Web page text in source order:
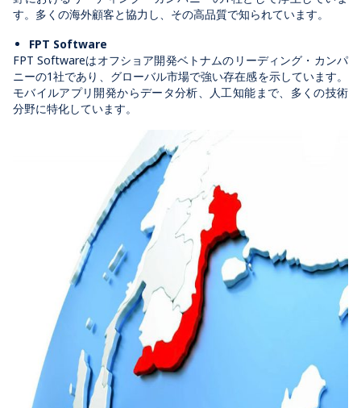
す。多くの海外顧客と協力し、その高品質で知られています。
FPT Software
FPT Softwareはオフショア開発ベトナムのリーディング・カンパ
ニーの1社であり、グローバル市場で強い存在感を示しています。
モバイルアプリ開発からデータ分析、人工知能まで、多くの技術
分野に特化しています。